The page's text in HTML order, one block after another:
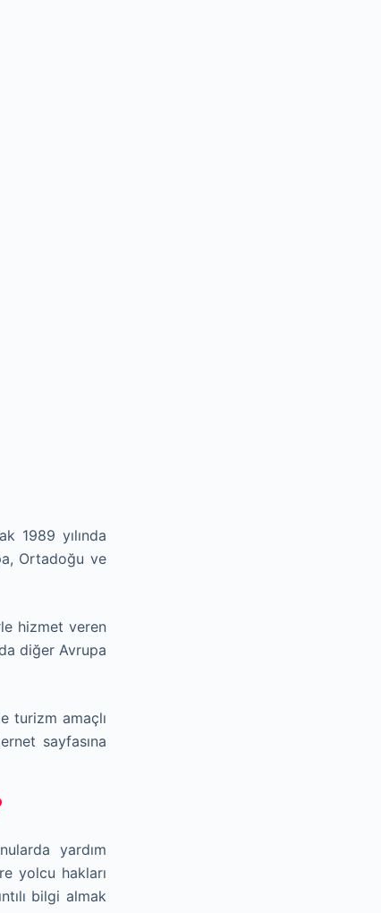
1989 yılında
Ortadoğu ve
hizmet veren
diğer Avrupa
turizm amaçlı
sayfasına
yardım
yolcu hakları
bilgi almak